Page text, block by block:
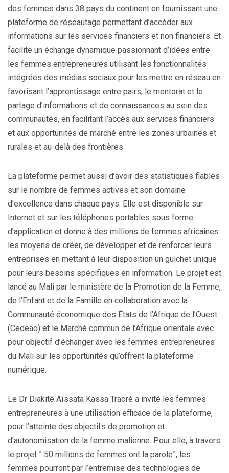
des femmes dans 38 pays du continent en fournissant une
plateforme de réseautage permettant d’accéder aux
informations sur les services financiers et non financiers. Et
facilite un échange dynamique passionnant d’idées entre
les femmes entrepreneures utilisant les fonctionnalités
intégrées des médias sociaux pour les mettre en réseau en
favorisant l’apprentissage entre pairs, le mentorat et le
partage d’informations et de connaissances au sein des
communautés, en facilitant l’accès aux services financiers
et aux opportunités de marché entre les zones urbaines et
rurales et au-delà des frontières.
La plateforme permet aussi d’avoir des statistiques fiables
sur le nombre de femmes actives et son domaine
d’excellence dans chaque pays. Elle est disponible sur
Internet et sur les téléphones portables sous forme
d’application et donne à des millions de femmes africaines
les moyens de créer, de développer et de renforcer leurs
entreprises en mettant à leur disposition un guichet unique
pour leurs besoins spécifiques en information. Le projet est
lancé au Mali par le ministère de la Promotion de la Femme,
de l’Enfant et de la Famille en collaboration avec la
Communauté économique des États de l’Afrique de l’Ouest
(Cedeao) et le Marché commun de l’Afrique orientale avec
pour objectif d’échanger avec les femmes entrepreneures
du Mali sur les opportunités qu’offrent la plateforme
numérique.
Le Dr Diakité Aïssata Kassa Traoré a invité les femmes
entrepreneures à une utilisation efficace de la plateforme,
pour l’atteinte des objectifs de promotion et
d’autonomisation de la femme malienne. Pour elle, à travers
le projet ” 50 millions de femmes ont la parole”, les
femmes pourront par l’entremise des technologies de